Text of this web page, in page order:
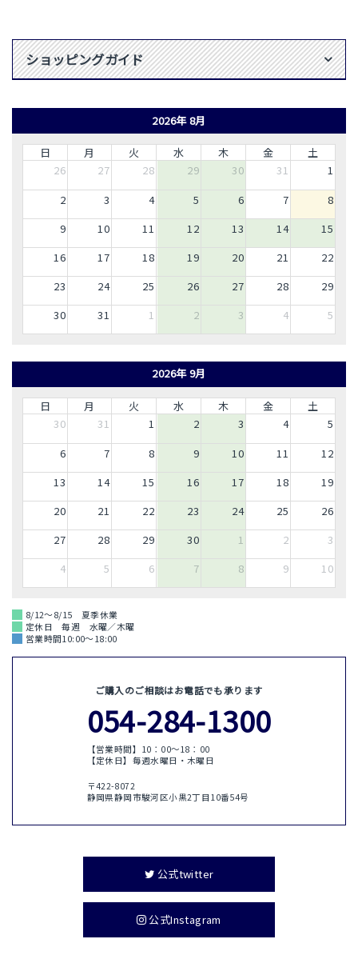
ショッピングガイド
2026年 8月
日 月 火 水 木 金
土
26
27 28 29 30 31
1
2
3 4 5 6 7
8
9
10 11 12 13 14
15
16
17 18 19 20 21
22
23
24 25 26 27 28
29
30
31 1 2 3 4 5
2026年 9月
日 月 火 水 木 金
土
30
31 1 2 3 4
5
6
7 8 9 10 11
12
13
14 15 16 17 18
19
20
21 22 23 24 25
26
27
28 29 30 1 2
3
4
5 6 7 8 9 10
8/12～8/15 夏季休業
定休日 毎週 水曜／木曜
営業時間10:00～18:00
ご購入のご相談はお電話でも承ります
054-284-1300
【営業時間】10：00〜18：00
【定休日】毎週水曜日・木曜日
〒422-8072
静岡県静岡市駿河区小黒2丁目10番54号
公式twitter
公式Instagram